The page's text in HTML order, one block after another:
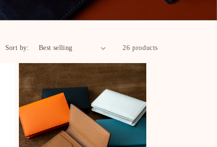
Sort by: 26 products